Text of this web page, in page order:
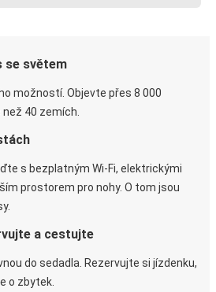
se světem
možností. Objevte přes 8 000
40 zemích.
s bezplatným Wi-Fi, elektrickými
prostorem pro nohy. O tom jsou
a cestujte
do sedadla. Rezervujte si jízdenku,
o zbytek.